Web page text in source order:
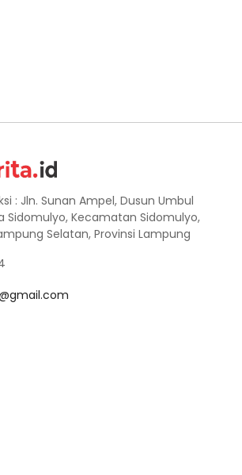
: Jln. Sunan Ampel, Dusun Umbul
Sidomulyo, Kecamatan Sidomulyo,
Selatan, Provinsi Lampung